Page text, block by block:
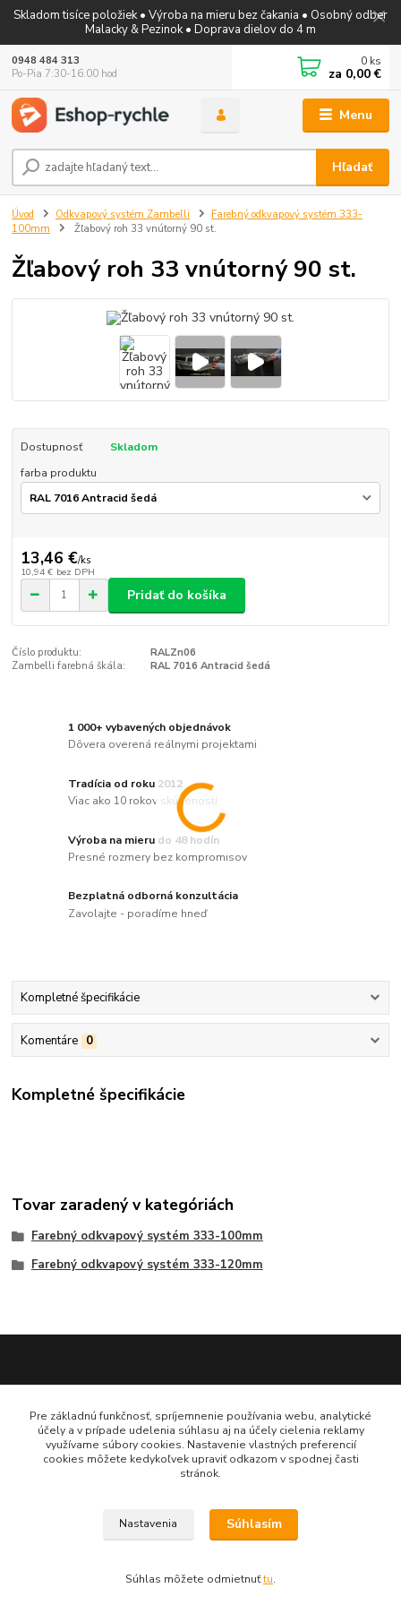
Skladom tisíce položiek • Výroba na mieru bez čakania • Osobný odber
Malacky & Pezinok • Doprava dielov do 4 m
Menu
Hľadať
0948 484 313
Po-Pia 7:30-16:00 hod
0 ks
za 0,00 €
Úvod Odkvapový systém Zambelli
Farebný odkvapový systém 333-
100mm
Žľabový roh 33 vnútorný 90 st.
Žľabový roh 33 vnútorný 90 st.
Dostupnosť
Skladom
farba produktu
13,46 €/ks
10,94 € bez DPH
Pridať do košíka
Číslo produktu:
RALZn06
Zambelli farebná škála:
RAL 7016 Antracid šedá
1 000+ vybavených objednávok
Dôvera overená reálnymi projektami
Tradícia od roku 2012
Viac ako 10 rokov skúseností
Výroba na mieru do 48 hodín
Presné rozmery bez kompromisov
Bezplatná odborná konzultácia
Zavolajte - poradíme hneď
Kompletné špecifikácie
Komentáre 0
Kompletné špecifikácie
Tovar zaradený v kategóriách
Farebný odkvapový systém 333-100mm
Farebný odkvapový systém 333-120mm
0948 484 313
Po-Pia 7:30-16:00 hod
doplnkykstrecham@gmail.com
Vytvorené na Eshop-rychlo.sk
Pre základnú funkčnosť, spríjemnenie používania webu, analytické
účely a v prípade udelenia súhlasu aj na účely cielenia reklamy
využívame súbory cookies. Nastavenie vlastných preferencií
cookies môžete kedykoľvek upraviť odkazom v spodnej časti
stránok.
Nastavenia Súhlasím
Súhlas môžete odmietnuťtu.